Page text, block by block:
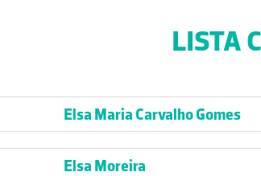
LISTA
Elsa Maria Carvalho Gomes
Elsa Moreira